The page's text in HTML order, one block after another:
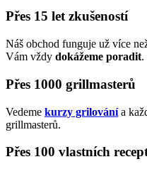
Přes 15 let zkušeností
Náš obchod funguje už více
Vám vždy dokážeme poradit.
Přes 1000 grillmasterů
Vedeme kurzy grilovánía
grillmasterů.
Přes 100 vlastních